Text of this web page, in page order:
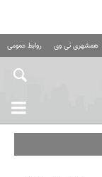
همشهری تی وی روابط عمومی